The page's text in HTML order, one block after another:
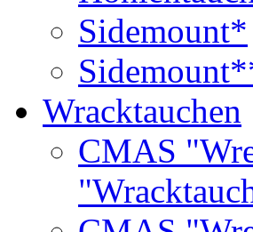
Sidemount*
Wracktauchen
CMAS